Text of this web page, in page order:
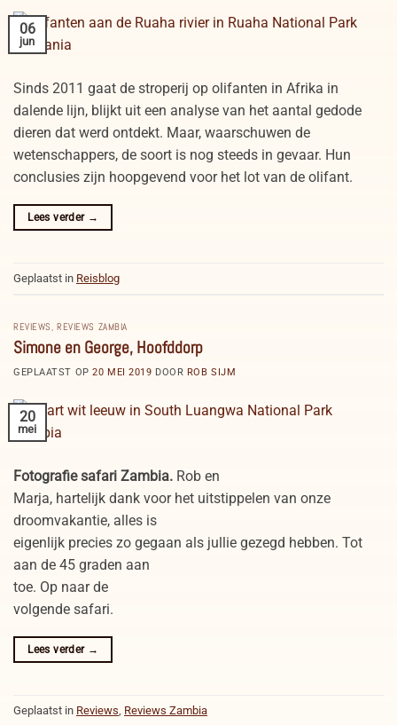
06
jun
Sinds 2011 gaat de stroperij op olifanten in Afrika in
dalende lijn, blijkt uit een analyse van het aantal gedode
dieren dat werd ontdekt. Maar, waarschuwen de
wetenschappers, de soort is nog steeds in gevaar. Hun
conclusies zijn hoopgevend voor het lot van de olifant.
Lees verder →
Geplaatst in Reisblog
REVIEWS,REVIEWS ZAMBIA
Simone en George, Hoofddorp
GEPLAATST OP20 MEI 2019 DOOR ROB SIJM
20
mei
Fotografie safari Zambia. Rob en
Marja, hartelijk dank voor het uitstippelen van onze
droomvakantie, alles is
eigenlijk precies zo gegaan als jullie gezegd hebben. Tot
aan de 45 graden aan
toe. Op naar de
volgende safari.
Lees verder →
Geplaatst in Reviews Reviews Zambia